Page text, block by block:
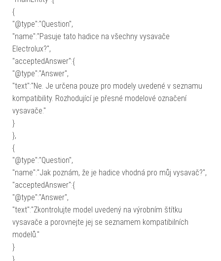
{
"@type":"Question",
"name":"Pasuje tato hadice na všechny vysavače
Electrolux?",
"acceptedAnswer":{
"@type":"Answer",
"text":"Ne. Je určena pouze pro modely uvedené v seznamu
kompatibility. Rozhodující je přesné modelové označení
vysavače."
}
},
{
"@type":"Question",
"name":"Jak poznám, že je hadice vhodná pro můj vysavač?",
"acceptedAnswer":{
"@type":"Answer",
"text":"Zkontrolujte model uvedený na výrobním štítku
vysavače a porovnejte jej se seznamem kompatibilních
modelů."
}